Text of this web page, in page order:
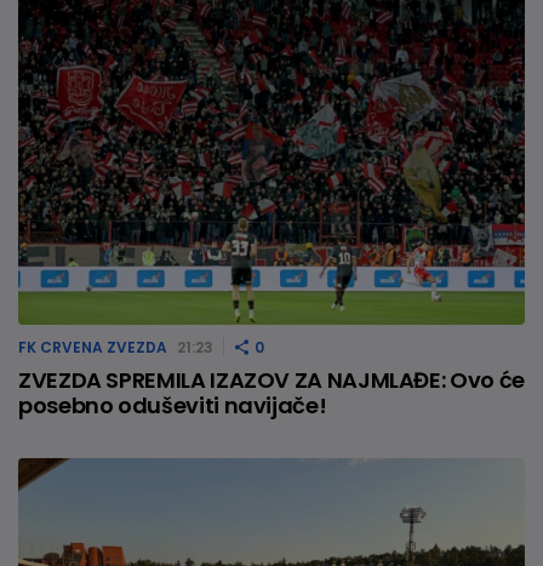
FK CRVENA ZVEZDA 21:23 0
ZVEZDA SPREMILA IZAZOV ZA NAJMLAĐE: Ovo će
posebno oduševiti navijače!